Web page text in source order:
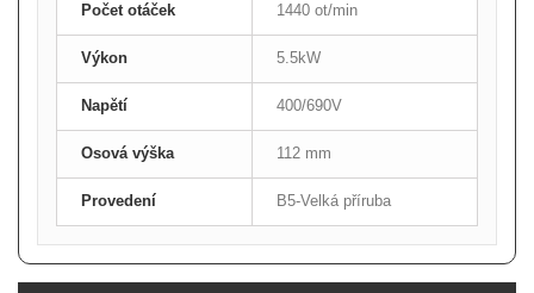
Počet otáček 1440 ot/min
Výkon 5.5kW
Napětí 400/690V
Osová výška 112 mm
Provedení B5-Velká příruba